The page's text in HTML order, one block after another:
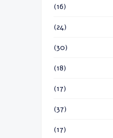
(16)
(24)
(30)
(18)
(17)
(37)
(17)